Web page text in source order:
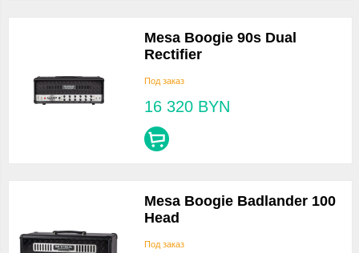
Mesa Boogie 90s Dual
Rectifier
Под заказ
16 320 BYN
Mesa Boogie Badlander 100
Head
Под заказ